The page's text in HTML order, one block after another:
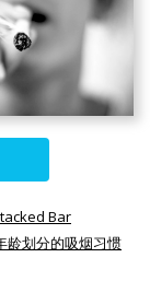
Bar
龄划分的吸烟习惯